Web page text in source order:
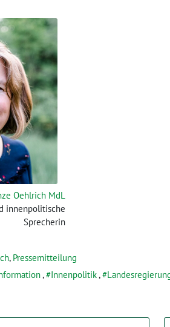
Oehlrich MdL
innenpolitische
Sprecherin
, Pressemitteilung
, Innenpolitik,